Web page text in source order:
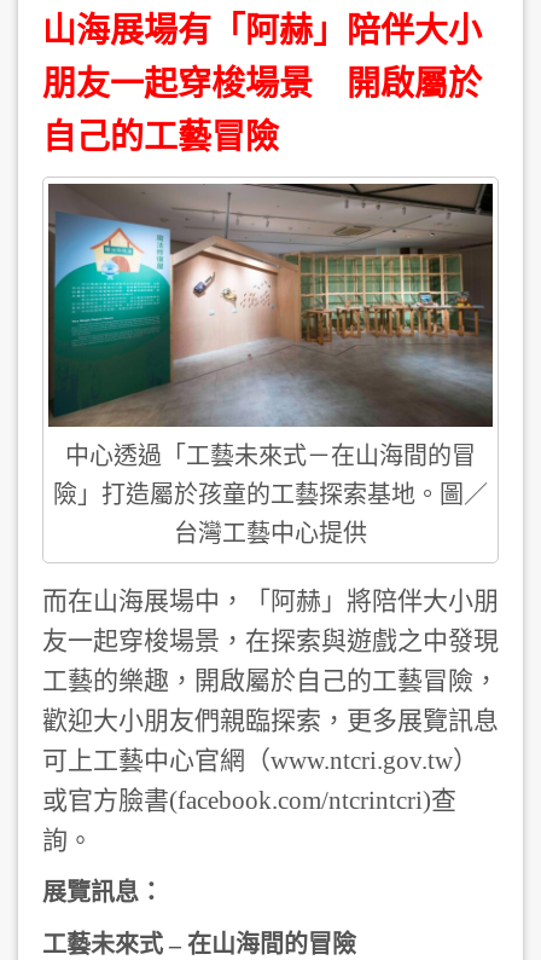
山海展場有「阿赫」陪伴大小
朋友一起穿梭場景 開啟屬於
自己的工藝冒險
中心透過「工藝未來式－在山海間的冒
險」打造屬於孩童的工藝探索基地。圖／
台灣工藝中心提供
而在山海展場中，「阿赫」將陪伴大小朋
友一起穿梭場景，在探索與遊戲之中發現
工藝的樂趣，開啟屬於自己的工藝冒險，
歡迎大小朋友們親臨探索， 更多展覽訊息
可上工藝中心官網（www.ntcri.gov.tw）
或官方臉書(facebook.com/ntcrintcri)查
詢。
展覽訊息：
工藝未來式 – 在山海間的冒險